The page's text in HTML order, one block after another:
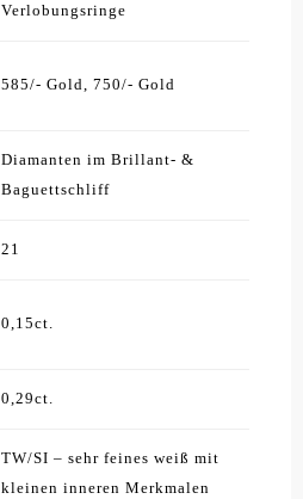
Verlobungsringe
585/- Gold, 750/- Gold
Diamanten im Brillant- &
Baguettschliff
21
0,15ct.
0,29ct.
TW/SI – sehr feines weiß mit
kleinen inneren Merkmalen